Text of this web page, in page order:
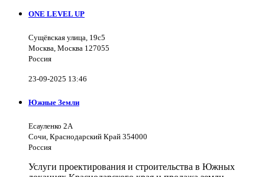
ONE LEVEL UP
Сущёвская улица, 19с5
Москва, Москва 127055
Россия
23-09-2025 13:46
Южные Земли
Есауленко 2А
Сочи, Краснодарский Край 354000
Россия
Услуги проектирования и строительства в Южных